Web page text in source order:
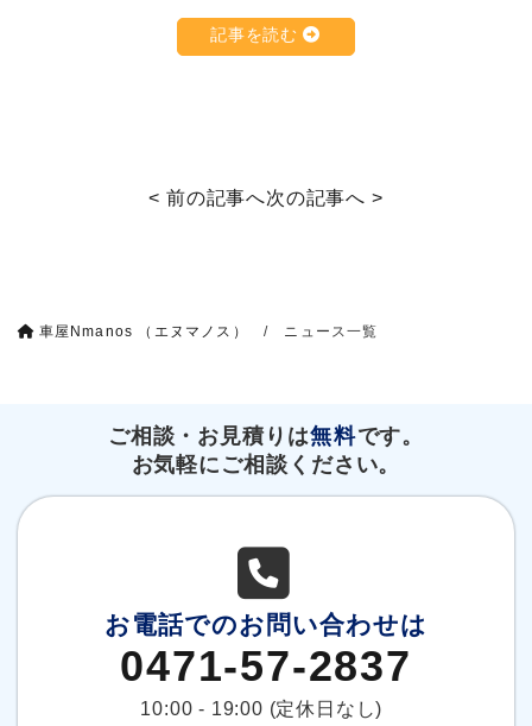
記事を読む
Navigation< 前の記事へ次の記事へ >
車屋Nmanos （エヌマノス） / ニュース一覧
ご相談・お見積りは無料です。
お気軽にご相談ください。
お電話でのお問い合わせは
0471-57-2837
10:00 - 19:00 (定休日なし)